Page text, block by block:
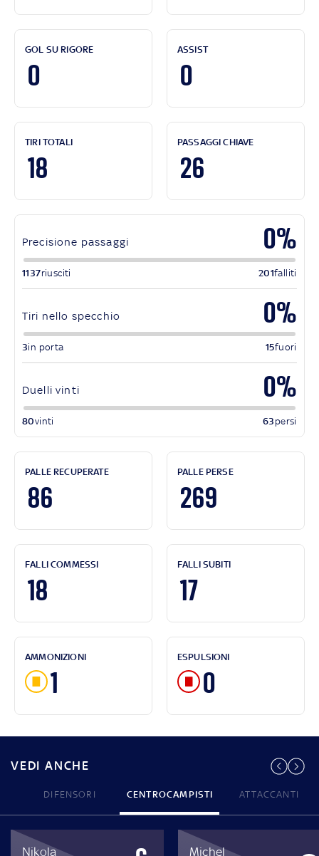
GOL SU RIGORE
0
ASSIST
0
TIRI TOTALI
18
PASSAGGI CHIAVE
26
Precisione passaggi 0%
1137riusciti 201falliti
Tiri nello specchio 0%
3in porta 15fuori
Duelli vinti 0%
80vinti 63 persi
PALLE RECUPERATE
86
PALLE PERSE
269
FALLI COMMESSI
18
FALLI SUBITI
17
AMMONIZIONI
1
ESPULSIONI
0
VEDI ANCHE
DIFENSORI CENTROCAMPISTI ATTACCANTI
Nikola Michel